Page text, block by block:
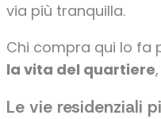
via più tranquilla.
Chi compra qui lo fa
la vita del quartiere
Le vie residenziali